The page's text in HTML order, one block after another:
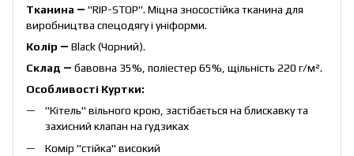
Тканина ― "RIP-STOP". Міцна зносостійка тканина для
виробництва спецодягу і уніформи.
Колір ― Black (Чорний).
Склад ― бавовна 35%, поліестер 65%, щільність 220 г/м².
Особливості Куртки:
"Кітель" вільного крою, застібається на блискавку та
захисний клапан на гудзиках
Комір "стійка" високий